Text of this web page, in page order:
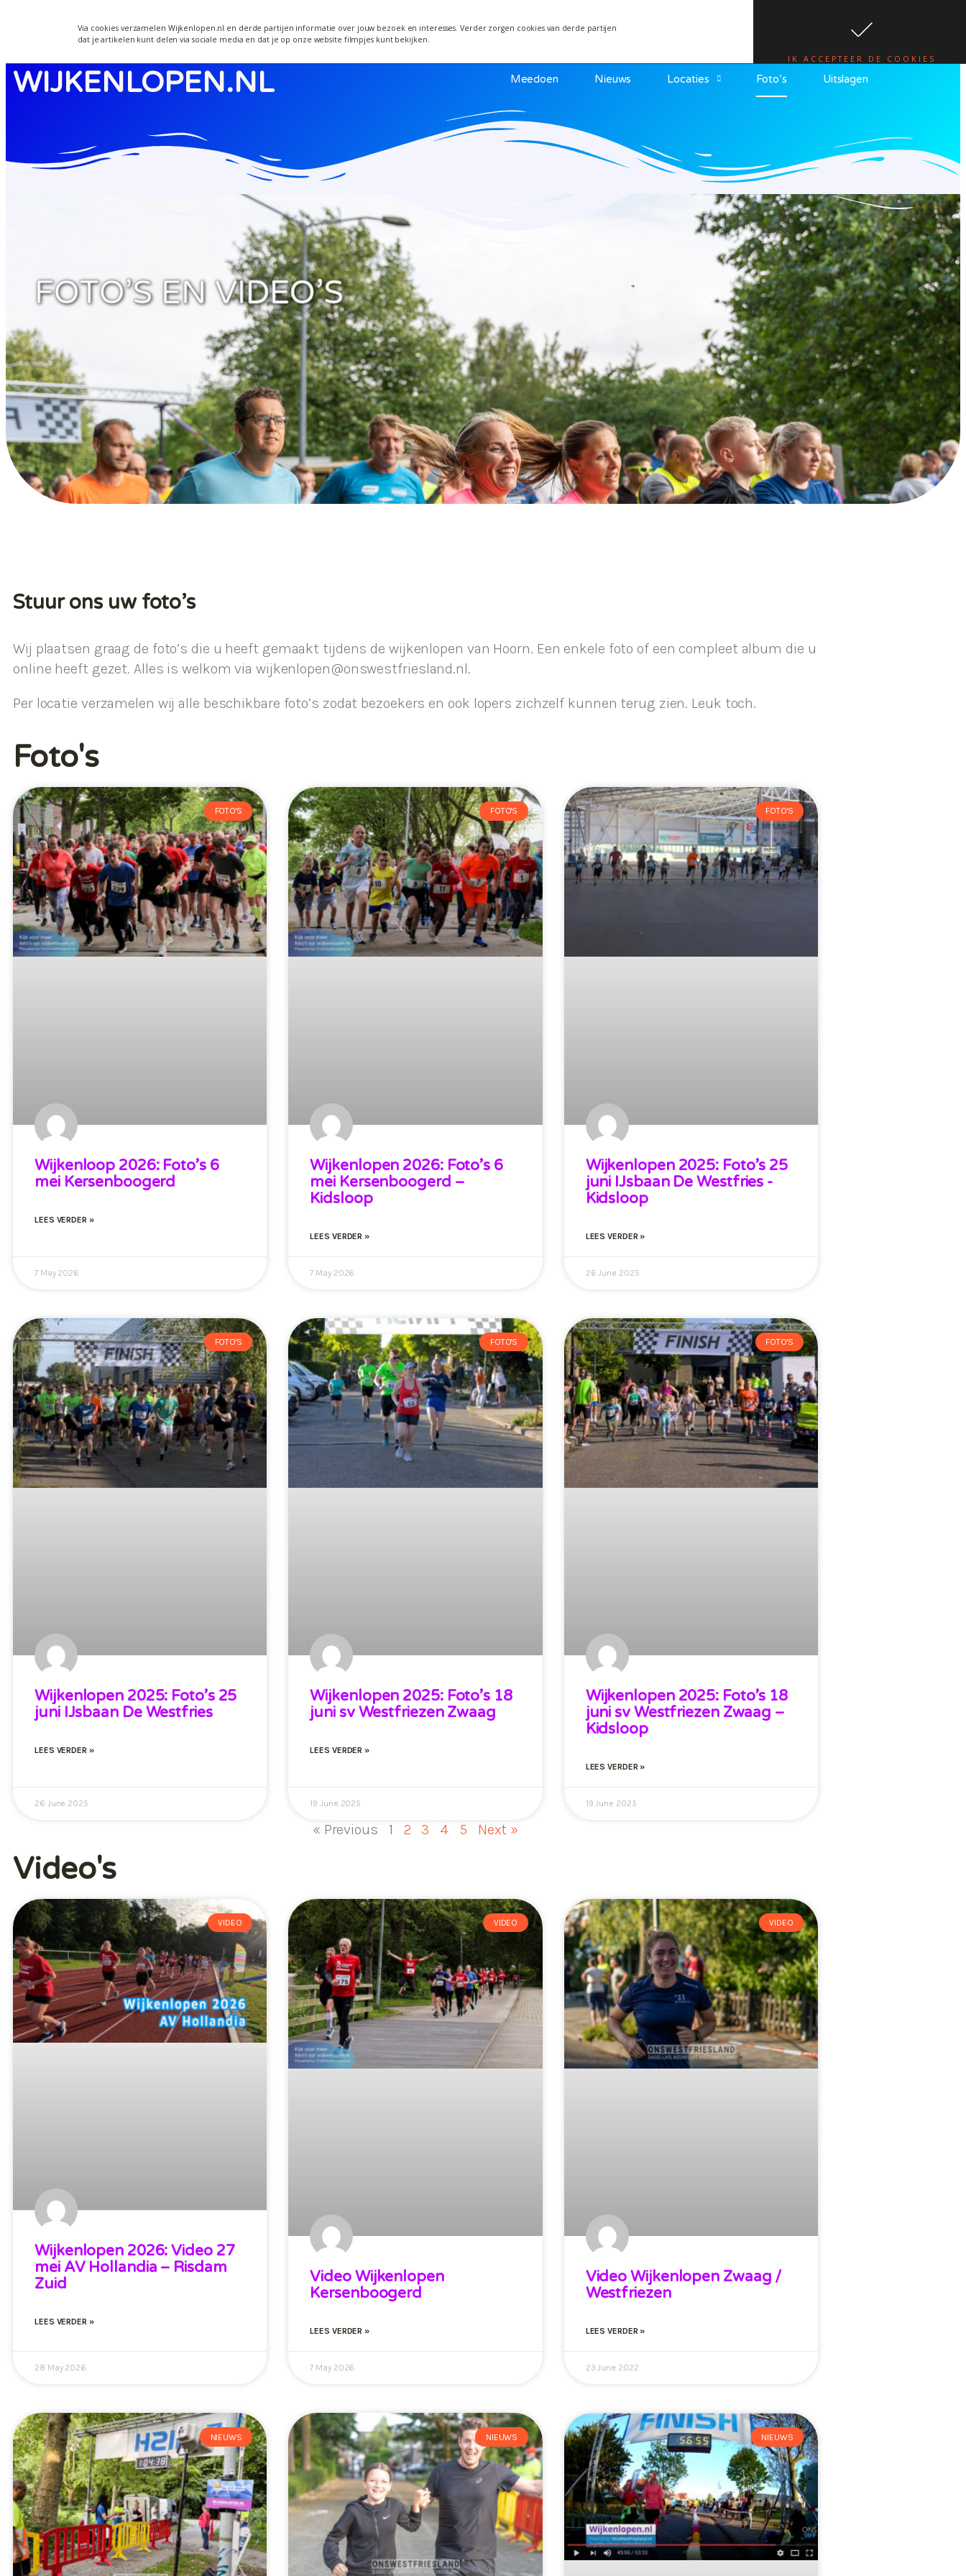
Via cookies verzamelen Wijkenlopen.nl en derde partijen informatie over jouw bezoek en interesses. Verder zorgen cookies van derde partijen
dat je artikelen kunt delen via sociale media en dat je op onze website filmpjes kunt bekijken.
IK ACCEPTEER DE COOKIES
Wijkenlopen van 24 juni wordt een week verplaatst i.v.m. warmte.
WIJKENLOPEN.NL Meedoen Nieuws Locaties Foto’s Uitslagen
FOTO’S EN VIDEO’S
Stuur ons uw foto’s
Wij plaatsen graag de foto’s die u heeft gemaakt tijdens de wijkenlopen van Hoorn. Een enkele foto of een compleet album die u
online heeft gezet. Alles is welkom via wijkenlopen@onswestfriesland.nl.
Per locatie verzamelen wij alle beschikbare foto’s zodat bezoekers en ook lopers zichzelf kunnen terug zien. Leuk toch.
Foto's
FOTO'S
Wijkenloop 2026: Foto’s 6
mei Kersenboogerd
LEES VERDER »
7 May 2026
FOTO'S
Wijkenlopen 2026: Foto’s 6
mei Kersenboogerd –
Kidsloop
LEES VERDER »
7 May 2026
FOTO'S
Wijkenlopen 2025: Foto’s 25
juni IJsbaan De Westfries -
Kidsloop
LEES VERDER »
26 June 2025
FOTO'S
Wijkenlopen 2025: Foto’s 25
juni IJsbaan De Westfries
LEES VERDER »
26 June 2025
FOTO'S
Wijkenlopen 2025: Foto’s 18
juni sv Westfriezen Zwaag
LEES VERDER »
19 June 2025
FOTO'S
Wijkenlopen 2025: Foto’s 18
juni sv Westfriezen Zwaag –
Kidsloop
LEES VERDER »
19 June 2025
« Previous 1 2 3 4 5 Next »
Video's
VIDEO
Wijkenlopen 2026: Video 27
mei AV Hollandia – Risdam
Zuid
LEES VERDER »
28 May 2026
VIDEO
Video Wijkenlopen
Kersenboogerd
LEES VERDER »
7 May 2026
VIDEO
Video Wijkenlopen Zwaag /
Westfriezen
LEES VERDER »
23 June 2022
NIEUWS NIEUWS NIEUWS